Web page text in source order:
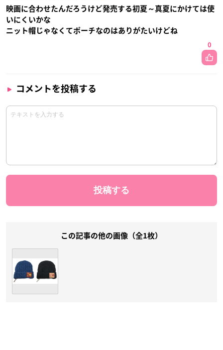
映画に合わせたんだろうけど発売する初夏～真夏にかけては使
いにくいかな
ニット帽じゃなくてポーチなのはありがたいけどね
0
コメントを投稿する
この記事の他の画像（全1枚）